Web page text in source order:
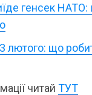
генсек
3 лютого: що
читай ТУТ